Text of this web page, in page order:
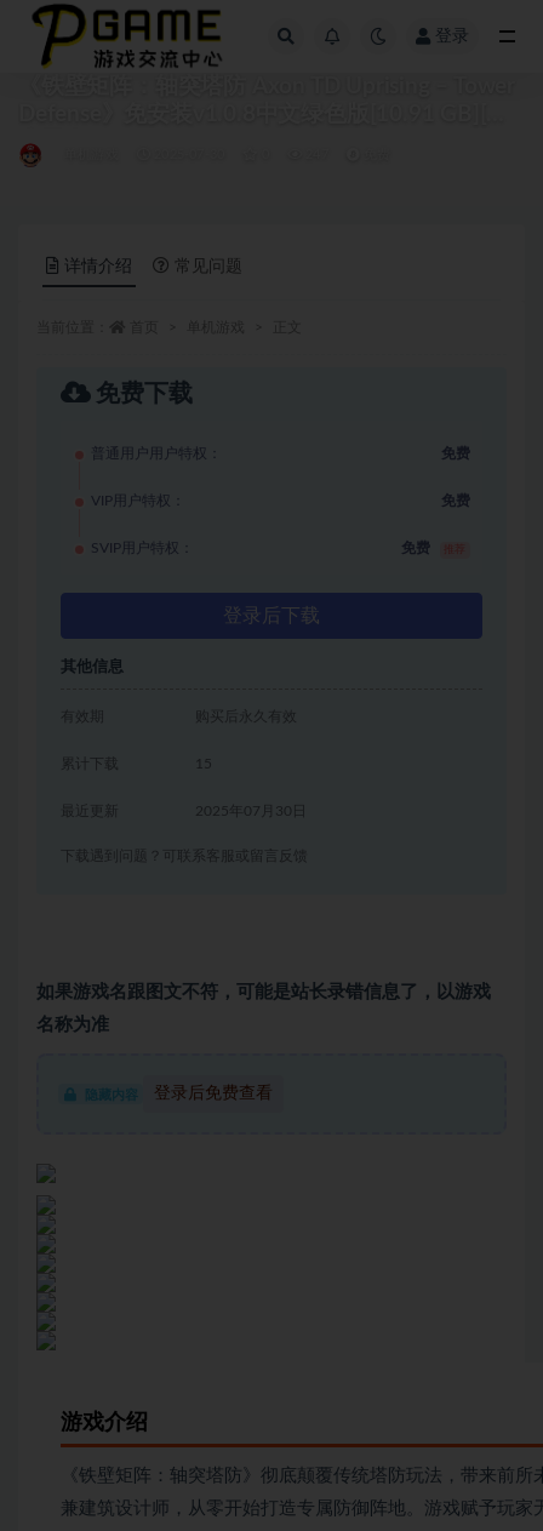
登录
度网盘]
详情介绍 常见问题
免费下载
普通用户用户特权： 免费
VIP用户特权： 免费
SVIP用户特权： 免费
登录后下载
其他信息
有效期 购买后永久有效
累计下载 15
2025年07月30日
下载遇到问题？可联系客服或留言反馈
如果游戏名跟图文不符，可能是站长录错信息了，以游戏
名称为准
隐藏内容 登录后免费查看
游戏介绍
《铁壁矩阵：轴突塔防》彻底颠覆传统塔防玩法，带来前
兼建筑设计师，从零开始打造专属防御阵地。游戏赋予玩
全部